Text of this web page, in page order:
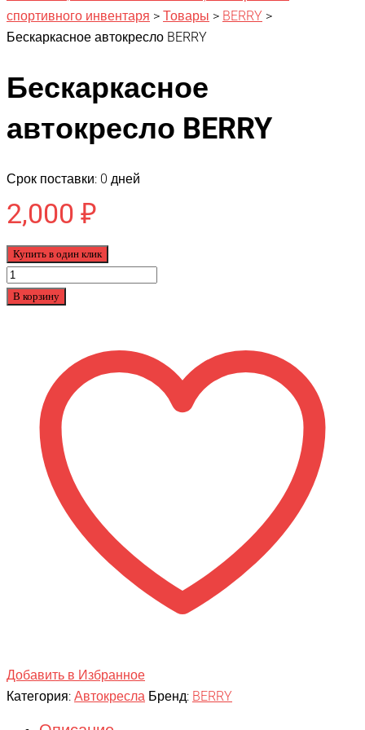
спортивного инвентаря > Товары > BERRY >
Бескаркасное автокресло BERRY
Бескаркасное
автокресло BERRY
Срок поставки: 0 дней
2,000 ₽
Купить в один клик
Количество
товара
В корзину
Добавить в Избранное
Категория: Автокресла Бренд: BERRY